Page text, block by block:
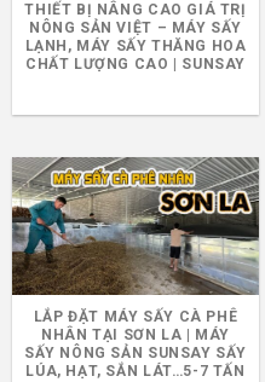
THIẾT BỊ NÂNG CAO GIÁ TRỊ
NÔNG SẢN VIỆT – MÁY SẤY
LẠNH, MÁY SẤY THĂNG HOA
CHẤT LƯỢNG CAO | SUNSAY
LẮP ĐẶT MÁY SẤY CÀ PHÊ
NHÂN TẠI SƠN LA | MÁY
SẤY NÔNG SẢN SUNSAY SẤY
LÚA, HẠT, SẮN LÁT…5-7 TẤN